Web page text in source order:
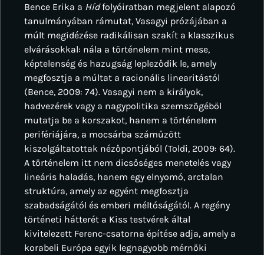
Bence Erika a Hídfolyóiratban megjelent alapozó
tanulmányában rámutat, Vasagyi prózájában a
múlt megidézése radikálisan szakít a klasszikus
elvárásokkal: nála a történelem mint mese,
képtelenség és hazugság lepleződik le, amely
megfosztja a múltat a racionális linearitástól
(Bence, 2009: 74). Vasagyi nem a királyok,
hadvezérek vagy a nagypolitika szemszögéből
mutatja be a korszakot, hanem a történelem
perifériájára, a mocsárba száműzött
kiszolgáltatottak nézőpontjából (Toldi, 2009: 64).
A történelem itt nem dicsőséges menetelés vagy
lineáris haladás, hanem egy elnyomó, arctalan
struktúra, amely az egyént megfosztja
szabadságától és emberi méltóságától. A regény
történeti hátterét a Kiss testvérek által
kivitelezett Ferenc-csatorna építése adja, amely a
korabeli Európa egyik legnagyobb mérnöki